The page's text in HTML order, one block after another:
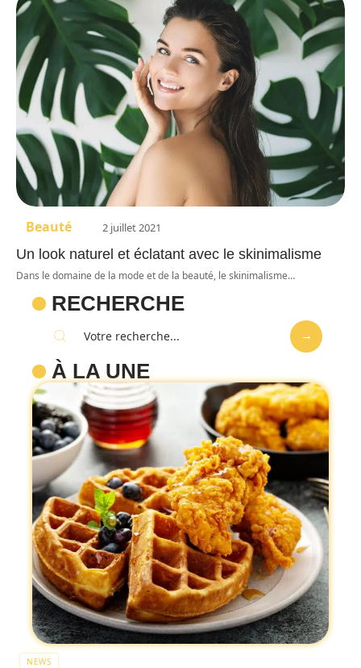
Beauté 2 juillet 2021
Un look naturel et éclatant avec le skinimalisme
Dans le domaine de la mode et de la beauté, le skinimalisme…
RECHERCHE
À LA UNE
NEWS